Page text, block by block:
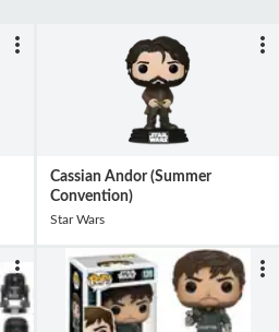
Cassian Andor (Summer
Convention)
Star Wars